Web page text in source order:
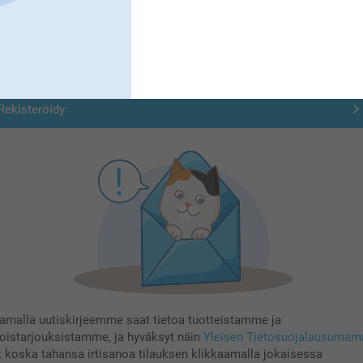
uutiskirjeemme saat tietoa tuotteistamme ja
ja hyväksyt näin Yleisen
koska tahansa irtisanoa tilauksen klikkaamalla jokaisessa